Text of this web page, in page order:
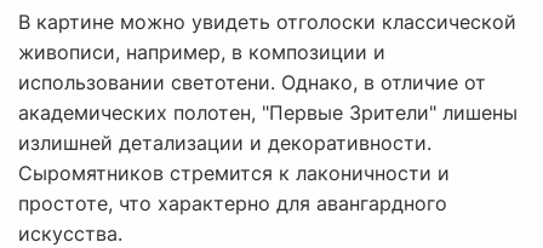
В картине можно увидеть отголоски классической
живописи, например, в композиции и
использовании светотени. Однако, в отличие от
академических полотен, "Первые Зрители" лишены
излишней детализации и декоративности.
Сыромятников стремится к лаконичности и
простоте, что характерно для авангардного
искусства.